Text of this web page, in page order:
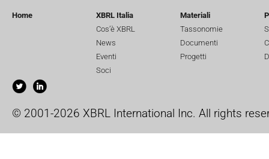
Home
XBRL Italia
Cos’è XBRL
News
Eventi
Soci
Materiali
Tassonomie
Documenti
Progetti
© 2001-2026 XBRL International Inc. All rights